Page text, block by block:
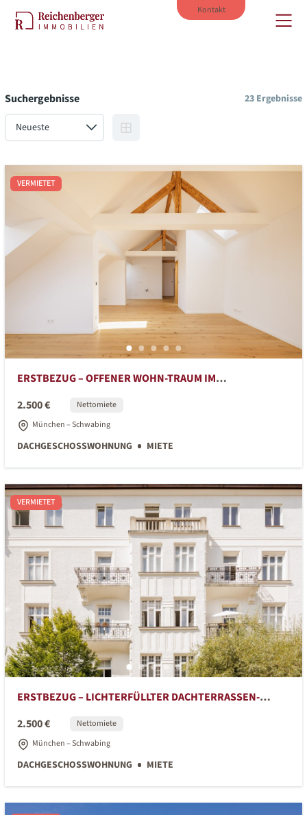
Kontakt
IMMOBILIEN
VERKAUF
VERMIETUNG
Suchergebnisse 23 Ergebnisse
VERMIETET
ERSTBEZUG – OFFENER WOHN-TRAUM IM
2.500 €
Nettomiete
München – Schwabing
DACHGESCHOSSWOHNUNG MIETE
VERMIETET
ERSTBEZUG – LICHTERFÜLLTER DACHTERRASSEN-
2.500 €
Nettomiete
München – Schwabing
DACHGESCHOSSWOHNUNG MIETE